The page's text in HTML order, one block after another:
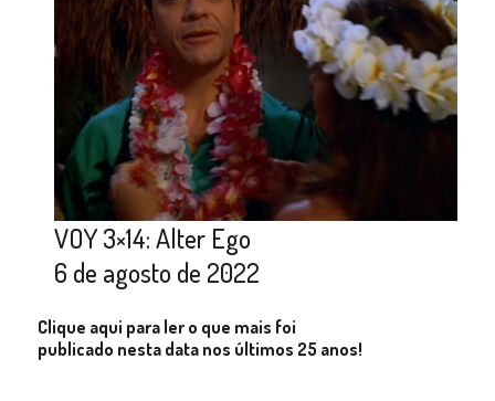
VOY 3×14: Alter Ego
6 de agosto de 2022
Clique aqui para ler o que mais foi
publicado nesta data nos últimos 25 anos!